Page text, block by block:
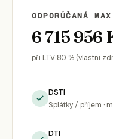
ODPORÚČANÁ
6 715 956
při LTV 80 % (vlastní
DSTI
Splátky / příjem ·
DTI